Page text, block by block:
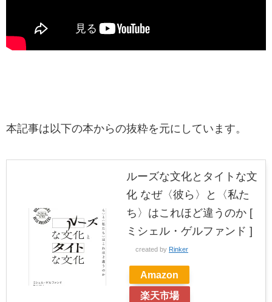
本記事は以下の本からの抜粋を元にしています。
ルーズな文化とタイトな文
化 なぜ〈彼ら〉と〈私た
ち〉はこれほど違うのか [
ミシェル・ゲルファンド ]
created by Rinker
Amazon
楽天市場